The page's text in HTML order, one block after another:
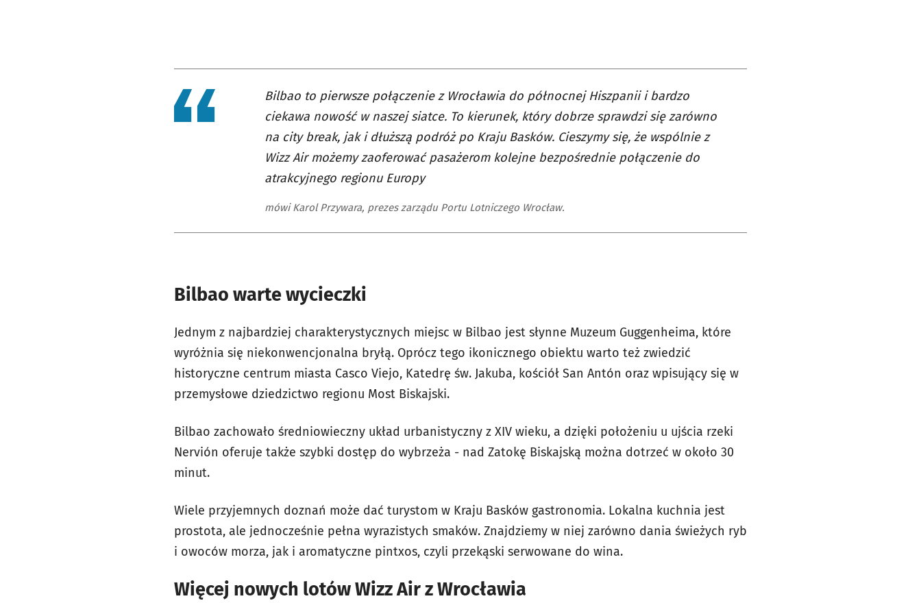
Bilbao to pierwsze połączenie z Wrocławia do północnej Hiszpanii i bardzo
ciekawa nowość w naszej siatce. To kierunek, który dobrze sprawdzi się zarówno
na city break, jak i dłuższą podróż po Kraju Basków. Cieszymy się, że wspólnie z
Wizz Air możemy zaoferować pasażerom kolejne bezpośrednie połączenie do
atrakcyjnego regionu Europy
mówi Karol Przywara, prezes zarządu Portu Lotniczego Wrocław.
Bilbao warte wycieczki
Jednym z najbardziej charakterystycznych miejsc w Bilbao jest słynne Muzeum Guggenheima, które
wyróżnia się niekonwencjonalna bryłą. Oprócz tego ikonicznego obiektu warto też zwiedzić
historyczne centrum miasta Casco Viejo, Katedrę św. Jakuba, kościół San Antón oraz wpisujący się w
przemysłowe dziedzictwo regionu Most Biskajski.
Bilbao zachowało średniowieczny układ urbanistyczny z XIV wieku, a dzięki położeniu u ujścia rzeki
Nervión oferuje także szybki dostęp do wybrzeża - nad Zatokę Biskajską można dotrzeć w około 30
minut.
Wiele przyjemnych doznań może dać turystom w Kraju Basków gastronomia. Lokalna kuchnia jest
prostota, ale jednocześnie pełna wyrazistych smaków. Znajdziemy w niej zarówno dania świeżych ryb
i owoców morza, jak i aromatyczne pintxos, czyli przekąski serwowane do wina.
Więcej nowych lotów Wizz Air z Wrocławia